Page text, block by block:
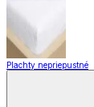
Plachty nepriepustné